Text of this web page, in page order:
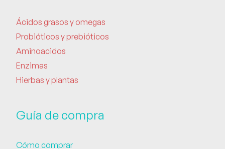
Ácidos grasos y omegas
Probióticos y prebióticos
Aminoacidos
Enzimas
Hierbas y plantas
Guía de compra
Cómo comprar